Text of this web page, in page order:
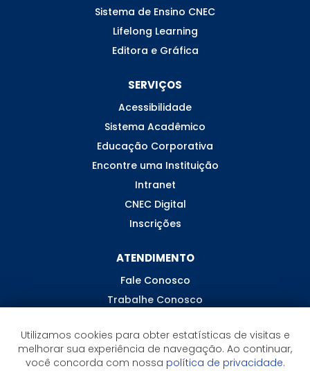
Sistema de Ensino CNEC
Lifelong Learning
Editora e Gráfica
SERVIÇOS
Acessibilidade
Sistema Acadêmico
Educação Corporativa
Encontre uma Instituição
Intranet
CNEC Digital
Inscrições
ATENDIMENTO
Fale Conosco
Trabalhe Conosco
Utilizamos cookies para obter estatísticas de visitas e
melhorar sua experiência de navegação. Ao continuar,
você concorda com nossa política de privacidade.